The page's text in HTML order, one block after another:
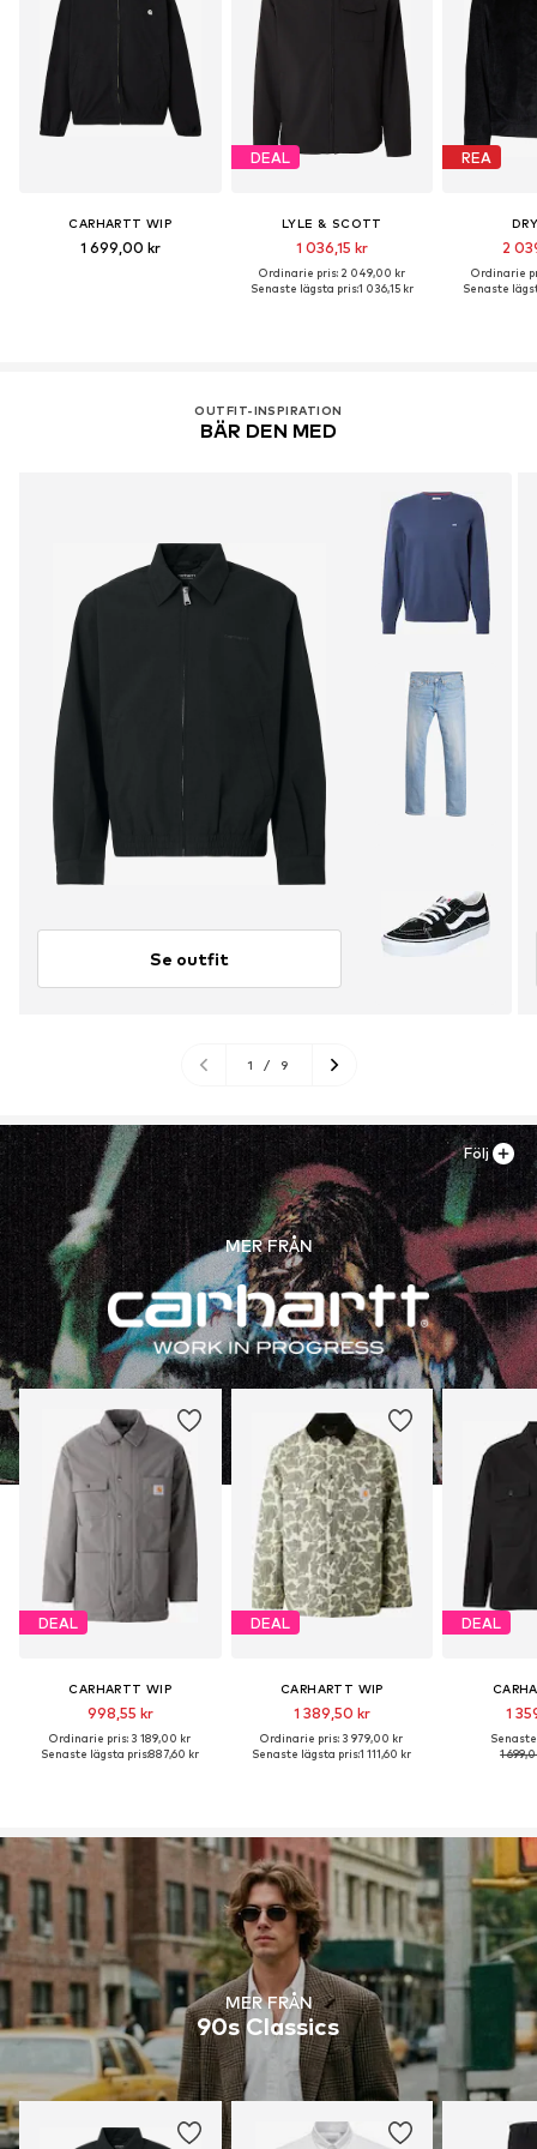
CARHARTT WIP
1 699,00 kr
DEAL
LYLE & SCOTT
1 036,15 kr
Ordinarie pris: 2 049,00 kr
Senaste lägsta pris:1 036,15 kr
REA
2
Ordinarie
Senaste
OUTFIT-INSPIRATION
BÄR DEN MED
Se outfit
1 / 9
MER FRÅN
DEAL
CARHARTT WIP
998,55 kr
Ordinarie pris: 3 189,00 kr
Senaste lägsta pris:887,60 kr
DEAL
CARHARTT WIP
1 389,50 kr
Ordinarie pris: 3 979,00 kr
Senaste lägsta pris:1 111,60 kr
DEAL
1
1
Följ
MER FRÅN
90s Classics